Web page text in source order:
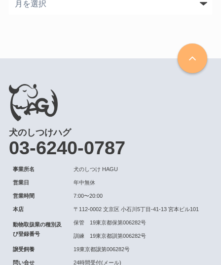
犬のしつけハグ
03-6240-0787
事業所名 犬のしつけ HAGU
営業日 年中無休
営業時間 7:00〜20:00
本店 〒112-0002 文京区 小石川5丁目-41-13 宮本ビル101
動物取扱業の種別及
び登録番号
保管 19東京都保第006282号
訓練 19東京都訓第006282号
譲受飼養 19東京都譲第006282号
問い合せ 24時間受付(メール)